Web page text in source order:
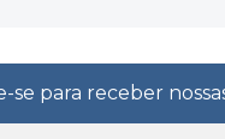
se para receber